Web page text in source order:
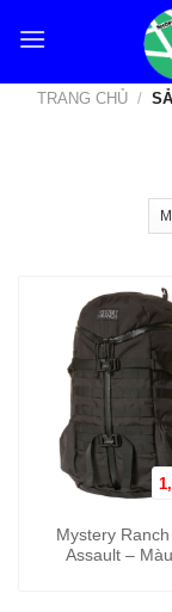
qua
dungTRANG CHỦ /
Mystery
Assault –